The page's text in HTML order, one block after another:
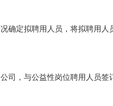
定拟聘用人员，将拟聘用人
，与公益性岗位聘用人员签